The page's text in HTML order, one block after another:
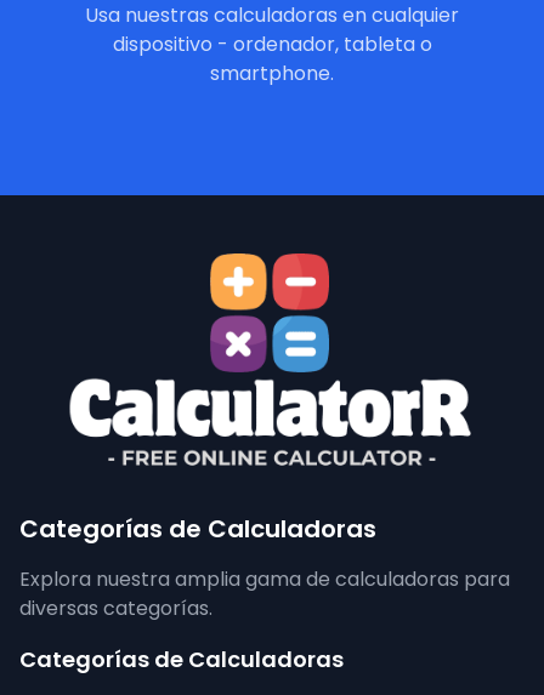
Usa nuestras calculadoras en cualquier
dispositivo - ordenador, tableta o
smartphone.
Categorías de Calculadoras
Explora nuestra amplia gama de calculadoras para
diversas categorías.
Categorías de Calculadoras